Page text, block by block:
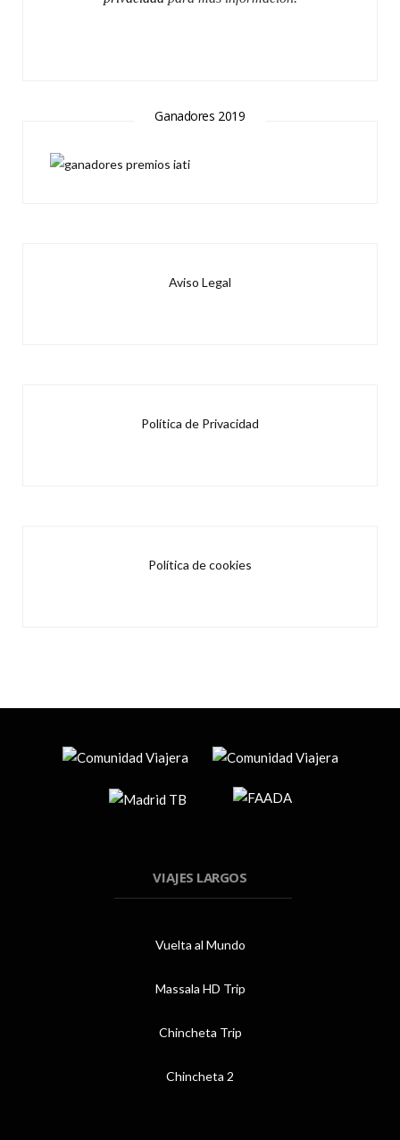
Ganadores 2019
Aviso Legal
Política de Privacidad
Política de cookies
VIAJES LARGOS
Vuelta al Mundo
Massala HD Trip
Chincheta Trip
Chincheta 2